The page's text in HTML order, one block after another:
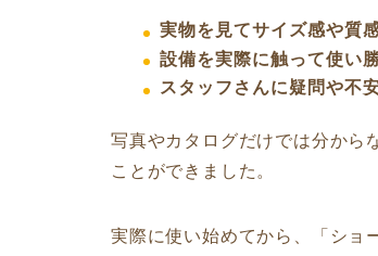
実物を見てサイズ感や質
設備を実際に触って使い
スタッフさんに疑問や不
写真やカタログだけでは分から
ことができました。
実際に使い始めてから、「ショ